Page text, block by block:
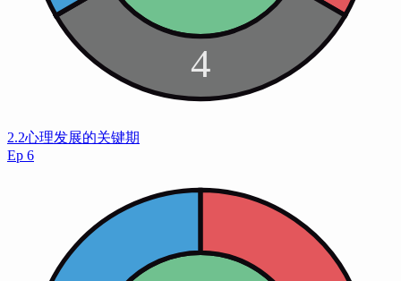
2.2心理发展的关键期
Ep 6